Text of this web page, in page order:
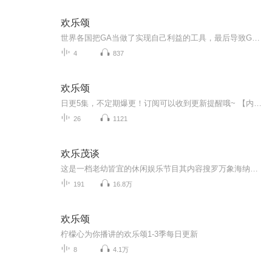
欢乐颂
4 837
欢乐颂
26 1121
欢乐茂谈
191 16.8万
欢乐颂
柠檬心为你播讲的欢乐颂1-3季每日更新
8 4.1万